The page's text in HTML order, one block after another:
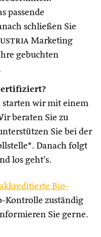
passende
schließen Sie
Marketing
gebuchten
starten wir mit einem
beraten Sie zu
Sie bei der
Danach folgt
los geht’s.
akkreditierte Bio-
Kontrolle zuständig
Sie gerne.